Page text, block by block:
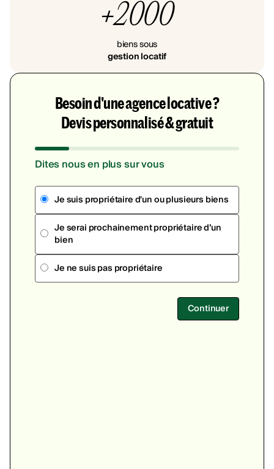
+2000
biens sous
gestion locatif
Besoin d'une agence locative ?
Devis personnalisé & gratuit
Dites nous en plus sur vous
Je suis propriétaire d'un ou plusieurs biens
Je serai prochainement propriétaire d’un
bien
Je ne suis pas propriétaire
Continuer